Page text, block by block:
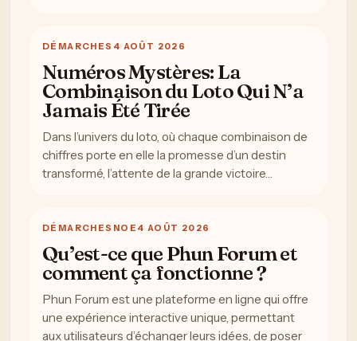
DÉMARCHES 4 AOÛT 2026
Numéros Mystères: La
Combinaison du Loto Qui N’a
Jamais Été Tirée
Dans l’univers du loto, où chaque combinaison de
chiffres porte en elle la promesse d’un destin
transformé, l’attente de la grande victoire…
DÉMARCHES NOE 4 AOÛT 2026
Qu’est-ce que Phun Forum et
comment ça fonctionne ?
Phun Forum est une plateforme en ligne qui offre
une expérience interactive unique, permettant
aux utilisateurs d’échanger leurs idées, de poser